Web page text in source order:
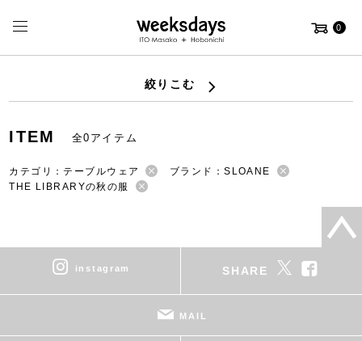
0
絞りこむ
ITEM 全0アイテム
カテゴリ：テーブルウェア
ブランド：SLOANE
THE LIBRARYの秋の服
instagram SHARE
MAIL